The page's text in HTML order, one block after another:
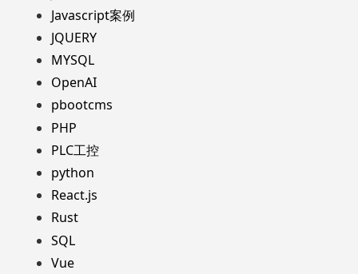
Javascript案例
JQUERY
MYSQL
OpenAI
pbootcms
PHP
PLC工控
python
React.js
Rust
SQL
Vue